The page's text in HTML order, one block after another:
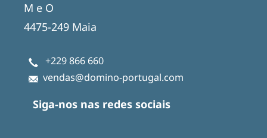
M e O
4475-249 Maia
+229 866 660
vendas@domino-portugal.com
Siga-nos nas redes sociais